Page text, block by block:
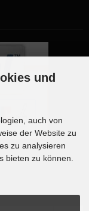
und
auch von
der Website zu
zu analysieren
bieten zu können.